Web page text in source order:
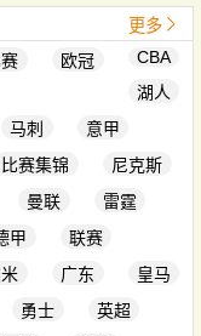
更多
欧冠
CBA
湖人
马刺
意甲
比赛集锦
尼克斯
曼联
雷霆
甲
联赛
广东
皇马
勇士
英超